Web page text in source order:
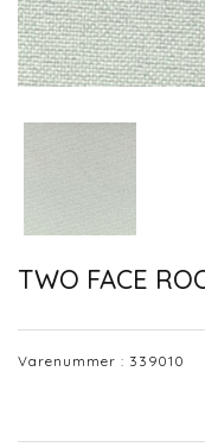
TWO FACE
Varenummer : 339010